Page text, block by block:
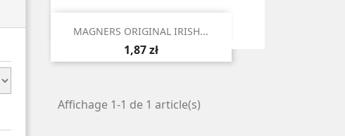
 Aperçu rapide
MAGNERS ORIGINAL IRISH...
1,87 zł
Affichage 1-1 de 1 article(s)